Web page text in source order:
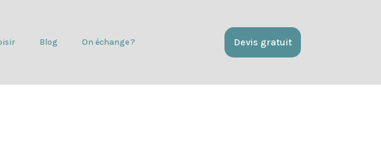
Blog On échange ? Devis gratuit